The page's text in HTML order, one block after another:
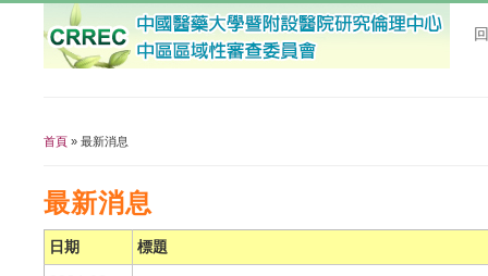
首頁 » 最新消息
最新消息
日期
標題